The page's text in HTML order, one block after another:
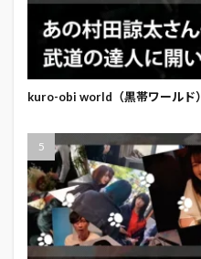
kuro-obi world（黒帯ワールド）